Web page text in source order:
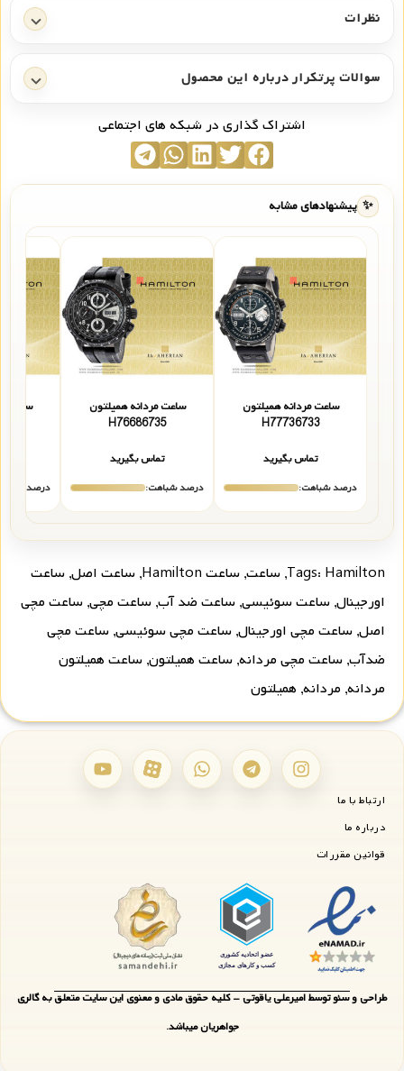
نظرات
سوالات پرتکرار درباره این محصول
اشتراک گذاری در شبکه های اجتماعی
✨ پیشنهادهای مشابه
ساعت مردانه همیلتون
H77736733
تماس بگیرید
درصد شباهت:
ساعت مردانه همیلتون
H76686735
تماس بگیرید
درصد شباهت:
ساعت
درصد
Tags: Hamilton
, ساعت, ساعت Hamilton , ساعت اصل, ساعت
اورجینال, ساعت سوئیسی, ساعت ضد آب, ساعت مچی, ساعت مچی
اصل, ساعت مچی اورجینال, ساعت مچی سوئیسی, ساعت مچی
ضدآب, ساعت مچی مردانه, ساعت همیلتون, ساعت همیلتون
مردانه, مردانه, همیلتون
ارتباط با ما
درباره ما
قوانین مقررات
طراحی و سئو توسط امیرعلی یاقوتی - کلیه حقوق مادی و معنوی این سایت متعلق به گالری
جواهریان میباشد.